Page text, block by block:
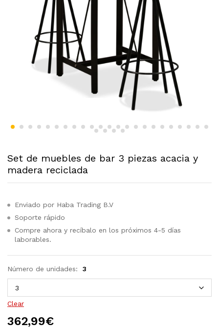
Set de muebles de bar 3 piezas acacia y
madera reciclada
Enviado por Haba Trading B.V
Soporte rápido
Compre ahora y recíbalo en los próximos 4-5 días
laborables.
Número de unidades: 3
Clear
362,99€